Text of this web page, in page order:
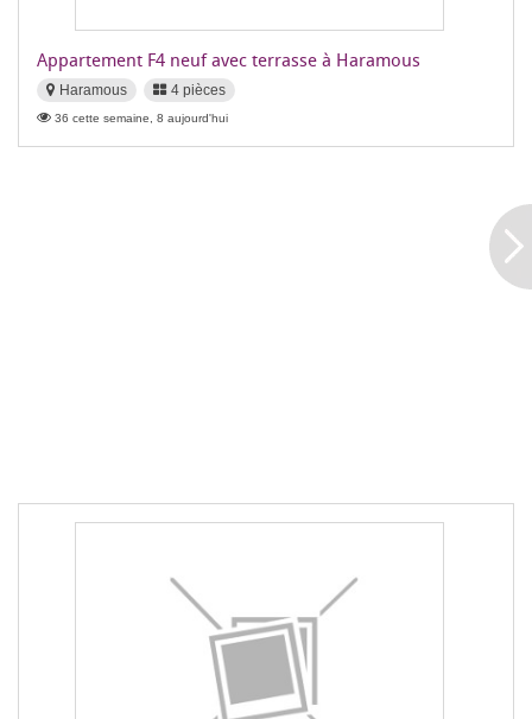
Appartement F4 neuf avec terrasse à Haramous
Haramous 4 pièces
36 cette semaine, 8 aujourd'hui